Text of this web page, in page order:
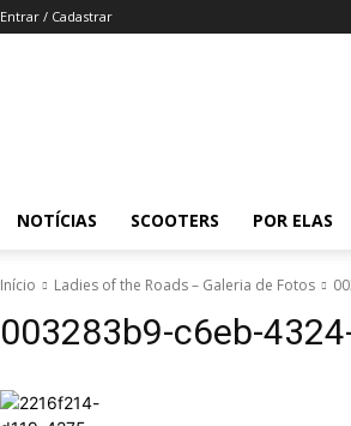
Entrar / Cadastrar
NOTÍCIAS SCOOTERS POR ELAS
Início Ladies of the Roads – Galeria de Fotos
003283b9-c6eb-